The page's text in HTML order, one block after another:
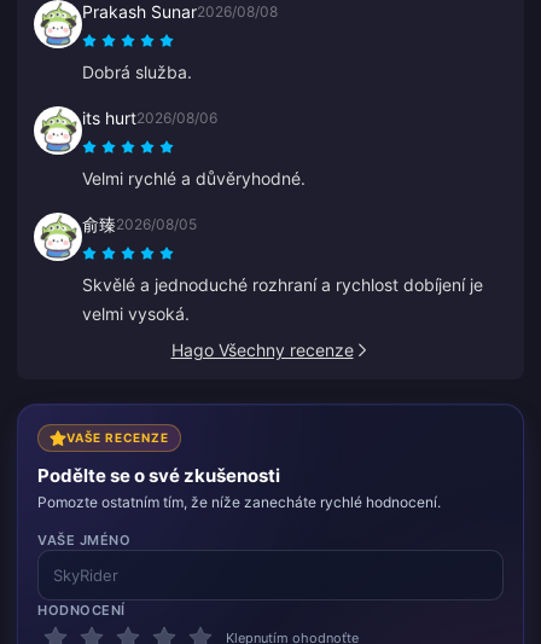
Prakash Sunar2026/08/08
Dobrá služba.
its hurt2026/08/06
Velmi rychlé a důvěryhodné.
俞臻2026/08/05
Skvělé a jednoduché rozhraní a rychlost dobíjení je
velmi vysoká.
Hago Všechny recenze
VAŠE RECENZE
Podělte se o své zkušenosti
Pomozte ostatním tím, že níže zanecháte rychlé hodnocení.
VAŠE JMÉNO
HODNOCENÍ
Klepnutím ohodnoťte